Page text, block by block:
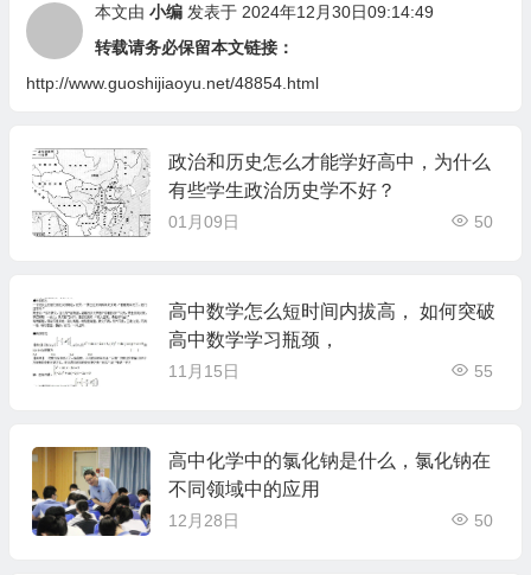
本文由 小编发表于 2024年12月30日09:14:49
转载请务必保留本文链接：
http://www.guoshijiaoyu.net/48854.html
政治和历史怎么才能学好高中，为什么
有些学生政治历史学不好？
01月09日 50
高中数学怎么短时间内拔高， 如何突破
高中数学学习瓶颈，
11月15日 55
高中化学中的氯化钠是什么，氯化钠在
不同领域中的应用
12月28日 50